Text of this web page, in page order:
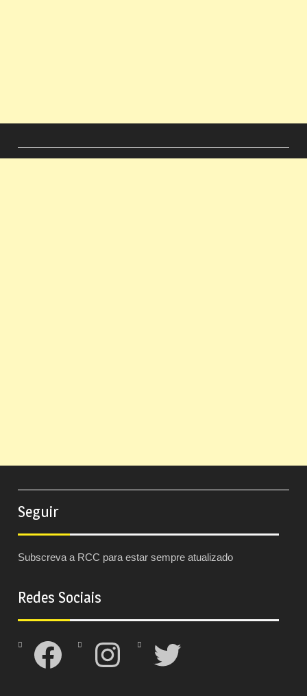
Seguir
Subscreva a RCC para estar sempre atualizado
Redes Sociais
Facebook Instagram Twitter